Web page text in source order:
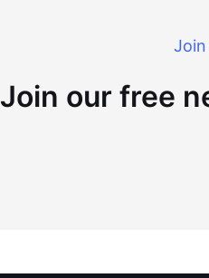
Join our free